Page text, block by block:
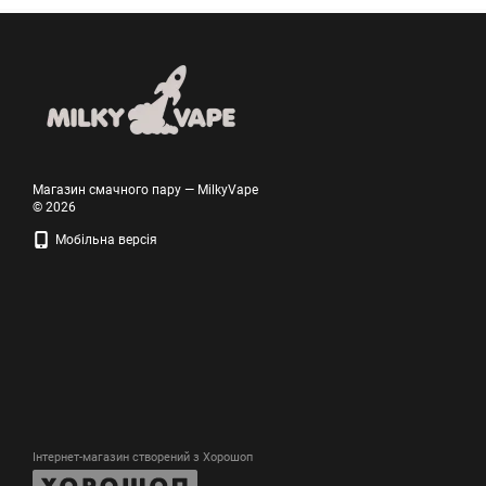
Магазин смачного пару — MilkyVape
© 2026
Мобільна версія
Інтернет-магазин створений з Хорошоп